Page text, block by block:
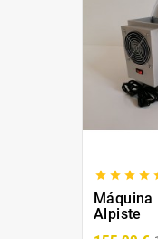
   
Máquina
Alpiste